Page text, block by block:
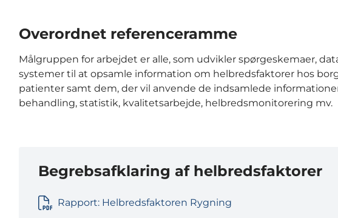
Overordnet referenceramme
Målgruppen for arbejdet er alle, som udvikler spørgeskemaer,
systemer til at opsamle information om helbredsfaktorer hos
patienter samt dem, der vil anvende de indsamlede
behandling, statistik, kvalitetsarbejde, helbredsmonitorering mv.
Begrebsafklaring af helbredsfaktorer
Rapport: Helbredsfaktoren Rygning